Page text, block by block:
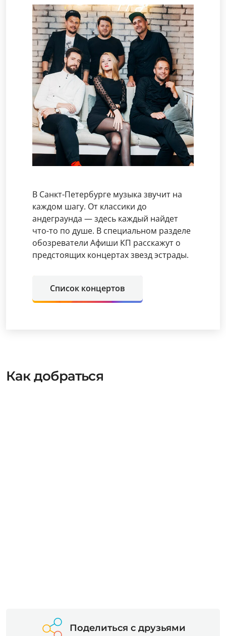
В Санкт-Петербурге музыка звучит на
каждом шагу. От классики до
андеграунда — здесь каждый найдет
что-то по душе. В специальном разделе
обозреватели Афиши КП расскажут о
предстоящих концертах звезд эстрады.
Список концертов
Как добраться
Поделиться с друзьями